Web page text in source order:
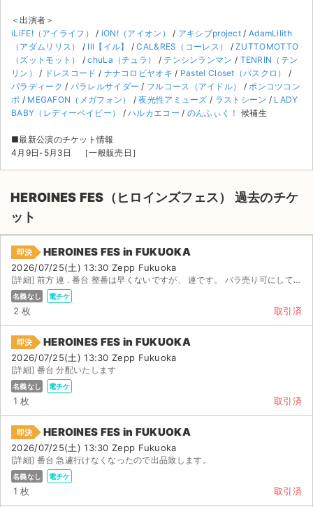
サイト情報
チケットジャム運営会社
チケットジャム利用規約
プライバシーポリシー
特定商取引法に基づく表記
公演登録依頼
不正転売禁止法について
チケットジャムの取り組み
音楽情報
＜出演者＞
iLiFE!（アイライフ）
/ iON!（アイオン） / アキシブproject / AdamLilith
（アダムリリス）
/ Ill【イル】 /CAL&RES（コーレス） /ZUTTOMOTTO
（ズットモット）
/chuLa（チュラ） / テンシンランマン / TENRIN（テン
リン）
/ ドレスコード / ナナコロビヤオキ / Pastel Closet（パスクロ）
/
パラディーク / パラレルサイダー / フルコース（アイドル） /ポンコツコン
ポ / MEGAFON（メガフォン） /夜光性アミューズ / ラストシーン / LADY
BABY（レディーベイビー）
/ハルカエコー / のんふぃく！ 候補生
■最新公演のチケット情報
4月9日-5月3日 ［一般販売日］
HEROINES FES（ヒロインズフェス） 過去のチケ
ット
即決 HEROINES FES in FUKUOKA
2026/07/25(土) 13:30 Zepp Fukuoka
[詳細] 前方 連 . 番台 整番は早くないですが、 連です。 バラ売り可にしてます。
名義なし 電チケ
2 枚 取引済
即決 HEROINES FES in FUKUOKA
2026/07/25(土) 13:30 Zepp Fukuoka
[詳細] 番台 分配いたします
名義なし 電チケ
1 枚 取引済
即決 HEROINES FES in FUKUOKA
2026/07/25(土) 13:30 Zepp Fukuoka
[詳細] 番台 急遽行けなくなったので出品致します。
名義なし 電チケ
1 枚 取引済